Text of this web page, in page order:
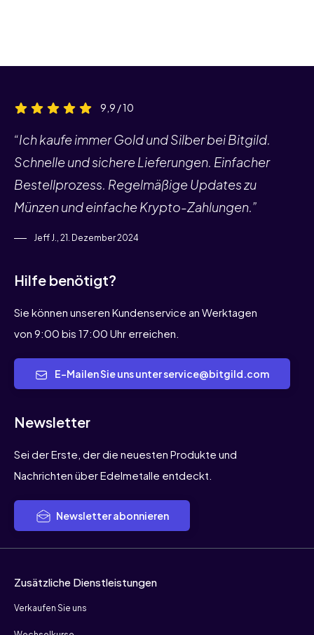
9,9 / 10
“Ich kaufe immer Gold und Silber bei Bitgild.
Schnelle und sichere Lieferungen. Einfacher
Bestellprozess. Regelmäßige Updates zu
Münzen und einfache Krypto-Zahlungen.”
Jeff J., 21. Dezember 2024
Hilfe benötigt?
Sie können unseren Kundenservice an Werktagen
von 9:00 bis 17:00 Uhr erreichen.
E-Mailen Sie uns unter service@bitgild.com
Newsletter
Sei der Erste, der die neuesten Produkte und
Nachrichten über Edelmetalle entdeckt.
Newsletter abonnieren
Zusätzliche Dienstleistungen
Verkaufen Sie uns